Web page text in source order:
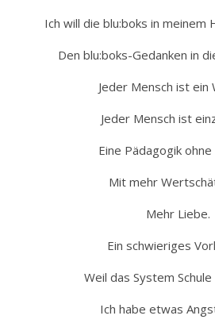
Ich will die blu:boks in meinem
Den blu:boks-Gedanken in
Jeder Mensch ist ein
Jeder Mensch ist
Eine Pädagogik
Mit mehr
Mehr Liebe.
Ein schwieriges
Weil das System
Ich habe etwas